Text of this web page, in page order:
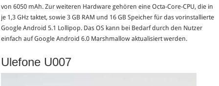
von 6050 mAh. Zur weiteren Hardware gehören eine Octa-Core-CPU, die in
je 1,3 GHz taktet, sowie 3 GB RAM und 16 GB Speicher für das vorinstallierte
Google Android 5.1 Lollipop. Das OS kann bei Bedarf durch den Nutzer
einfach auf Google Android 6.0 Marshmallow aktualisiert werden.
Ulefone U007